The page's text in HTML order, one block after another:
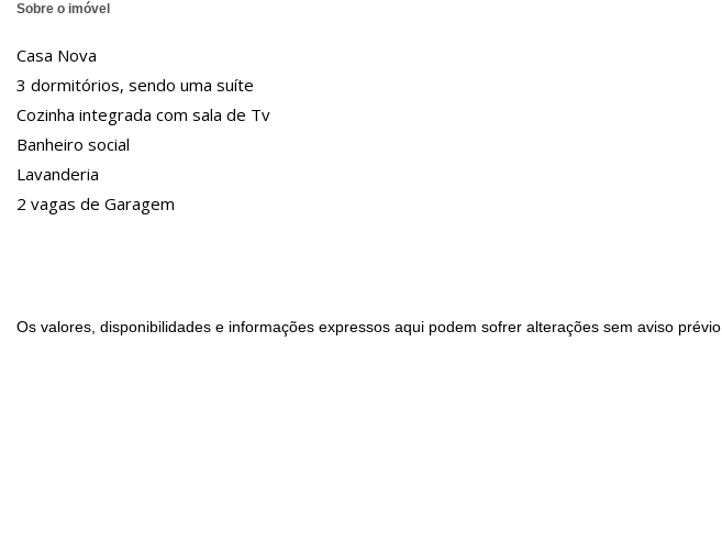
Sobre o imóvel
Casa Nova
3 dormitórios, sendo uma suíte
Cozinha integrada com sala de Tv
Banheiro social
Lavanderia
2 vagas de Garagem
Os valores, disponibilidades e informações expressos aqui podem sofrer alterações sem aviso prévio.